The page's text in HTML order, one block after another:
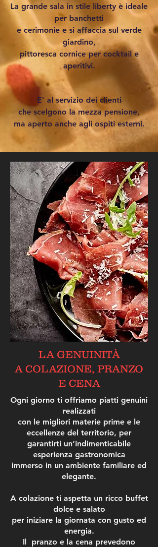
La grande sala in stile liberty è ideale
per banchetti
e cerimonie e si affaccia sul verde
giardino,
pittoresca cornice per cocktail e
aperitivi.
E' al servizio dei clienti
che scelgono la mezza pensione,
ma aperto anche agli ospiti esterni.
LA GENUINITÀ
A COLAZIONE, PRANZO
E CENA
Ogni giorno ti offriamo piatti genuini
realizzati
con le migliori materie prime e le
eccellenze del territorio, per
garantirti un’indimenticabile
esperienza gastronomica
immerso in un ambiente familiare ed
elegante.
A colazione ti aspetta un ricco buffet
dolce e salato
per iniziare la giornata con gusto ed
energia.
Il pranzo e la cena prevedono